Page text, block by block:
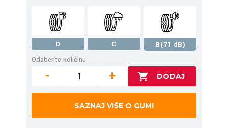
D C
B(71 dB)
Odaberite količinu
- +
SAZNAJ VIŠE O GUMI